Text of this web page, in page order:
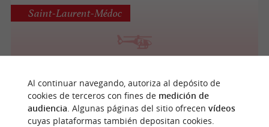
Paseos en helicóptero
Saint-Laurent-Médoc
Al continuar navegando, autoriza al depósito de
cookies de terceros con fines de medición de
audiencia . Algunas páginas del sitio ofrecen vídeos
cuyas plataformas también depositan cookies.